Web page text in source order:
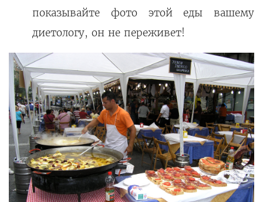
показывайте фото этой еды вашему
диетологу, он не переживет!